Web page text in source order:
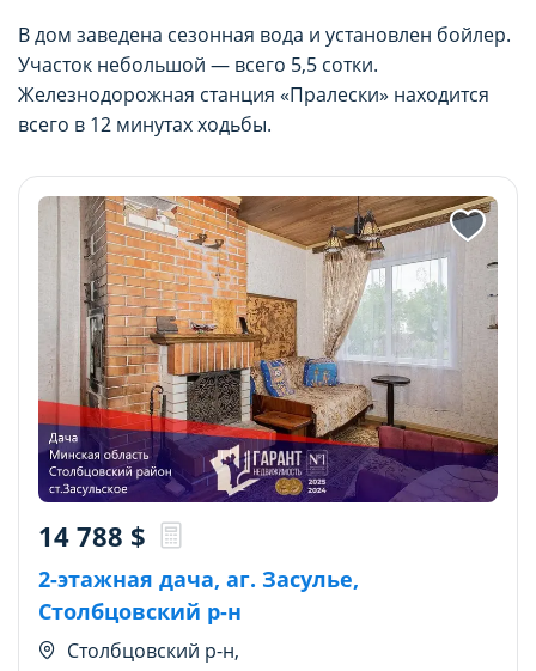
В дом заведена сезонная вода и установлен бойлер.
Участок небольшой — всего 5,5 сотки.
Железнодорожная станция «Пралески» находится
всего в 12 минутах ходьбы.
2-этажная дача, аг. Засулье,
Столбцовский р-н
Столбцовский р-н,
14 788 $